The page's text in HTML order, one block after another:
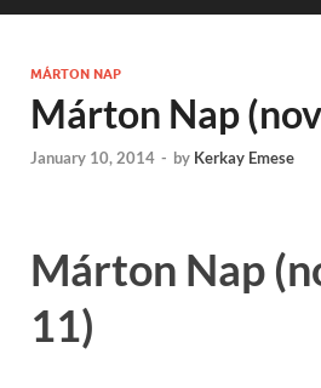
MÁRTON NAP
Márton Nap
January 10, 2014 - by Kerkay Emese
Márton Nap
11)